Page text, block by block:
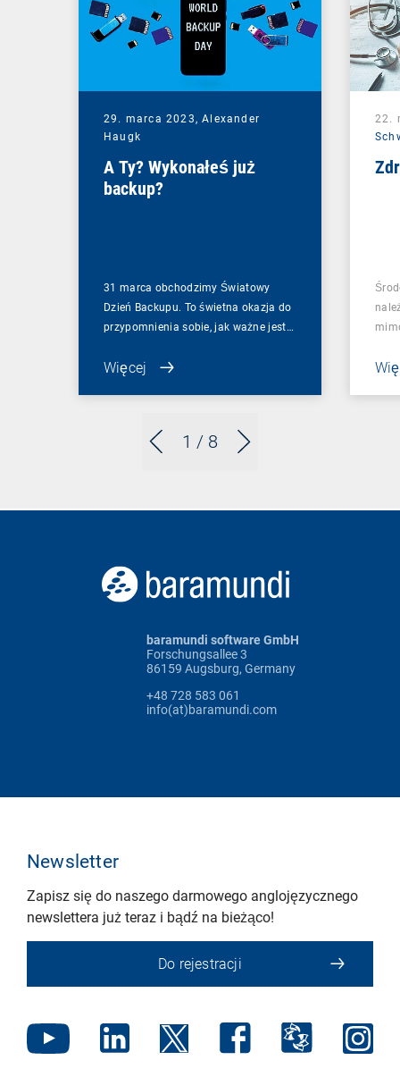
1 / 8
29. marca 2023,Alexander
Haugk
A Ty? Wykonałeś już
backup?
31 marca obchodzimy Światowy
Dzień Backupu. To świetna okazja do
przypomnienia sobie, jak ważne jest…
Więcej
22.
baramundi software GmbH
Forschungsallee 3
86159 Augsburg, Germany
+48 728 583 061
info(at)baramundi.com
Newsletter
Zapisz się do naszego darmowego anglojęzycznego
newslettera już teraz i bądź na bieżąco!
Do rejestracji